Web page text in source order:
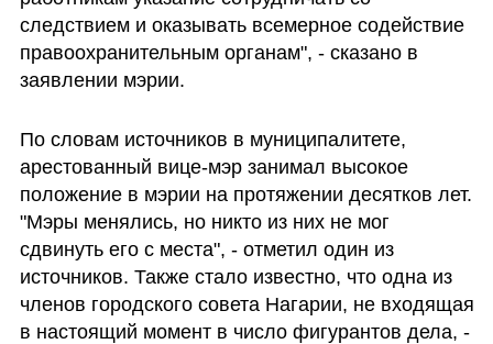
следствием и оказывать всемерное содействие
правоохранительным органам", - сказано в
заявлении мэрии.
По словам источников в муниципалитете,
арестованный вице-мэр занимал высокое
положение в мэрии на протяжении десятков лет.
"Мэры менялись, но никто из них не мог
сдвинуть его с места", - отметил один из
источников. Также стало известно, что одна из
членов городского совета Нагарии, не входящая
в настоящий момент в число фигурантов дела, -